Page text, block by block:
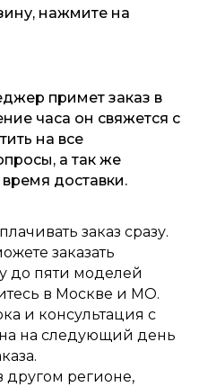
нажмите на
примет заказ в
часа он свяжется с
на все
а так же
доставки.
заказ сразу.
заказать
до пяти моделей
в Москве и МО.
и консультация с
на следующий день
другом регионе,